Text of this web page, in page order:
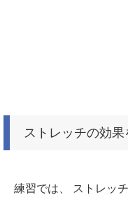
ストレッチの効
練習では、 ストレッ